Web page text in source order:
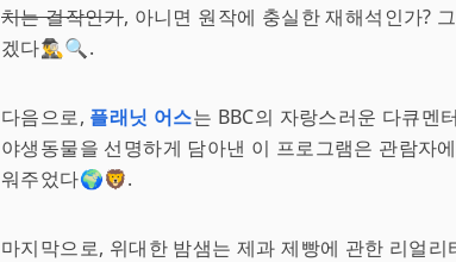
치는 걸작인가, 아니면 원작에 충실한 재해석인가?
겠다🕵️‍♂️🔍.
다음으로, 플래닛 어스는 BBC의 자랑스러운 다큐멘
야생동물을 선명하게 담아낸 이 프로그램은 관람자
워주었다🌍🦁.
마지막으로, 위대한 밤샘는 제과 제빵에 관한 리얼